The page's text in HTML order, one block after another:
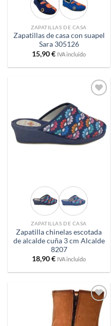
ZAPATILLAS DE CASA
Zapatillas de casa con suapel
Sara 305126
15,90€ IVA incluido
deseos
ZAPATILLAS DE CASA
Zapatilla chinelas escotada
de alcalde cuña 3 cm Alcalde
8207
18,90€ IVA incluido
Añadir
a
deseos